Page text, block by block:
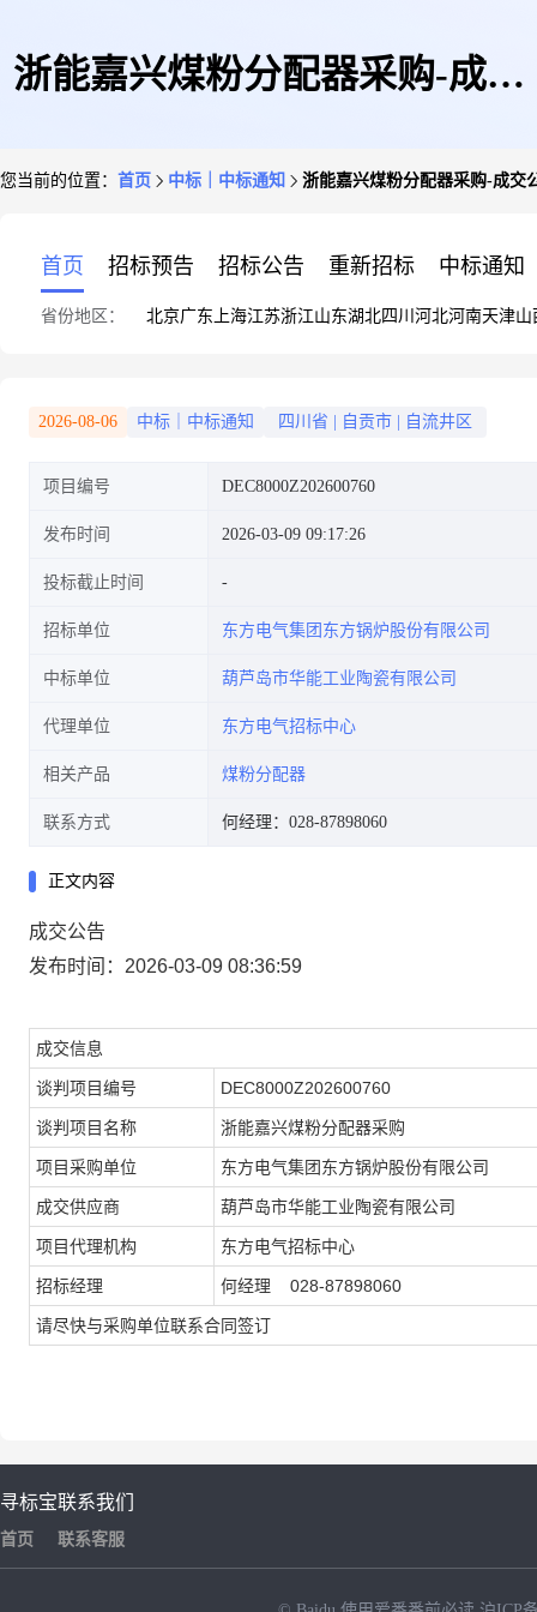
浙能嘉兴煤粉分配器采购-成交
您当前的位置： 首页 中标｜中标通知 浙能嘉兴煤粉分配器采购-成交
首页 招标预告 招标公告 重新招标 中标通知
省份地区： 北京广东 上海江苏浙江山东湖北四川 河北河南天津山
2026-08-06 中标｜中标通知 四川省 自贡市 自流井区
项目编号 DEC8000Z202600760
发布时间 2026-03-09 09:17:26
投标截止时间
招标单位 东方电气集团东方锅炉股份有限公司
中标单位 葫芦岛市华能工业陶瓷有限公司
代理单位 东方电气招标中心
相关产品 煤粉分配器
联系方式 何经理：028-87898060
正文内容
成交公告
发布时间：2026-03-09 08:36:59
成交信息
谈判项目编号 DEC8000Z202600760
谈判项目名称 浙能嘉兴煤粉分配器采购
项目采购单位 东方电气集团东方锅炉股份有限公司
成交供应商 葫芦岛市华能工业陶瓷有限公司
项目代理机构 东方电气招标中心
招标经理 何经理 028-87898060
请尽快与采购单位联系合同签订
寻标宝
首页
联系我们
联系客服